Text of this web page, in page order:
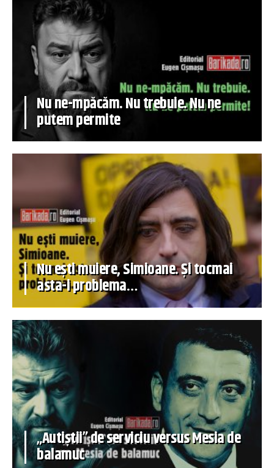
Nu ne-mpăcăm. Nu trebuie. Nu ne
putem permite
Nu ești muiere, Simioane. Și tocmai
asta-i problema…
„Autiștii” de serviciu versus Mesia de
balamuc